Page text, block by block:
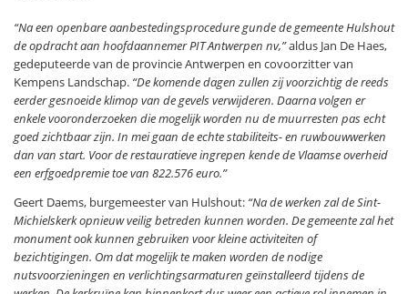
“Na een openbare aanbestedingsprocedure gunde de gemeente Hulshout
de opdracht aan hoofdaannemer PIT Antwerpen nv,”aldus Jan De Haes,
gedeputeerde van de provincie Antwerpen en covoorzitter van
Kempens Landschap. “De komende dagen zullen zij voorzichtig de reeds
eerder gesnoeide klimop van de gevels verwijderen. Daarna volgen er
enkele vooronderzoeken die mogelijk worden nu de muurresten pas echt
goed zichtbaar zijn. In mei gaan de echte stabiliteits- en ruwbouwwerken
dan van start. Voor de restauratieve ingrepen kende de Vlaamse overheid
een erfgoedpremie toe van 822.576 euro.”
Geert Daems, burgemeester van Hulshout: “Na de werken zal de Sint-
Michielskerk opnieuw veilig betreden kunnen worden. De gemeente zal het
monument ook kunnen gebruiken voor kleine activiteiten of
bezichtigingen. Om dat mogelijk te maken worden de nodige
nutsvoorzieningen en verlichtingsarmaturen geïnstalleerd tijdens de